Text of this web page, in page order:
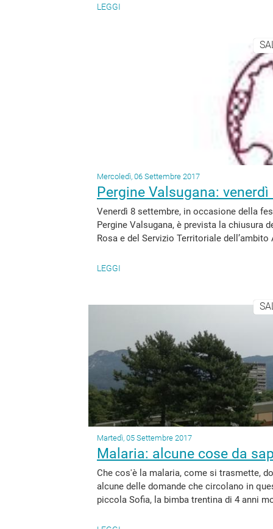
LEGGI
Mercoledì, 06 Settembre 2017
Pergine Valsugana:
Venerdì 8 settembre, in occasione della
Pergine Valsugana, è prevista la chiusura
Rosa e del Servizio Territoriale
LEGGI
Martedì, 05 Settembre 2017
Malaria: alcune cose da
Che cos'è la malaria, come si trasmette,
alcune delle domande che circolano in
piccola Sofia, la bimba trentina di 4 anni